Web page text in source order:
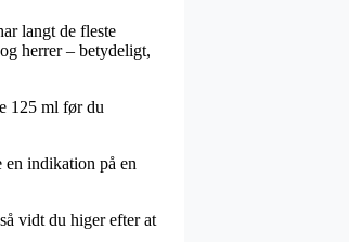
langt de fleste
herrer – betydeligt,
125 ml før du
indikation på en
vidt du higer efter at